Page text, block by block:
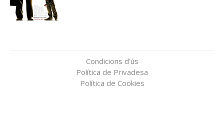
Condicions d'ús
Política de Privadesa
Política de Cookies